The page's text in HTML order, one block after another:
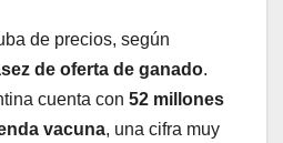
de precios, según
de oferta de ganado.
cuenta con 52 millones
vacuna, una cifra muy